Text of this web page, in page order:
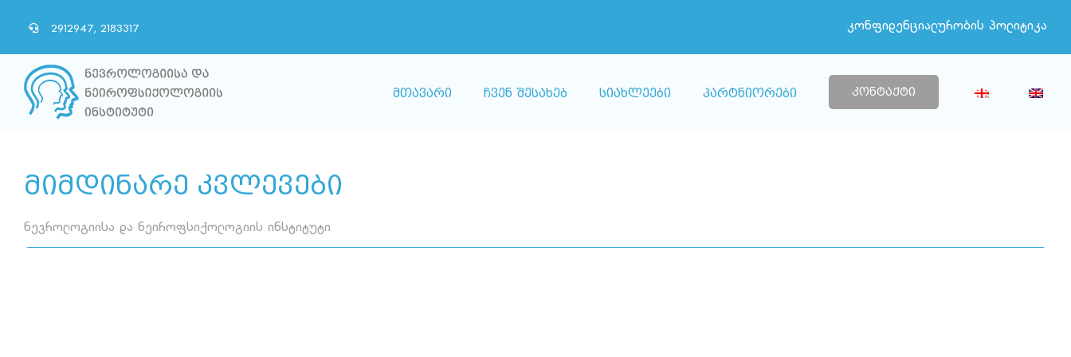
content
2912947, 2183317 კონფიდენციალურობის პოლიტიკა
მთავარი ჩვენ შესახებ სიახლეები პარტნიორები კონტაქტი
მიმდინარე კვლევები
ნევროლოგიისა და ნეიროფსიქოლოგიის ინსტიტუტი